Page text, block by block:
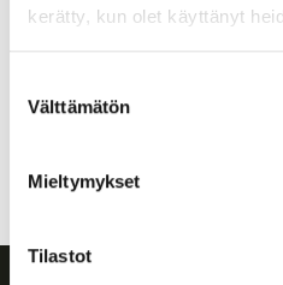
kerätty, kun olet käyttänyt
valinta
Välttämätön
Mieltymykset
Tilastot
koko elinkaaren ajan.
Siirry Aktian sivustolle